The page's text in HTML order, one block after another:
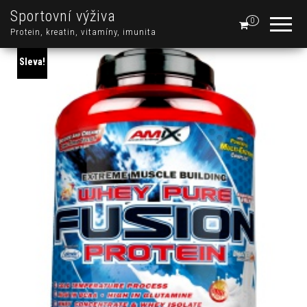
Sportovní výživa
Protein, kreatin, vitamíny, imunita
0
Sleva!